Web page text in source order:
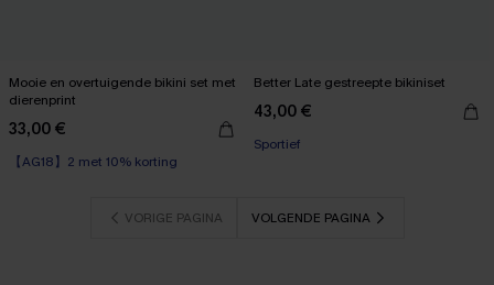
Mooie en overtuigende bikini set met
dierenprint
33,00 €
【AG18】2 met 10% korting
Better Late gestreepte bikiniset
43,00 €
Sportief
VORIGE PAGINA VOLGENDE PAGINA